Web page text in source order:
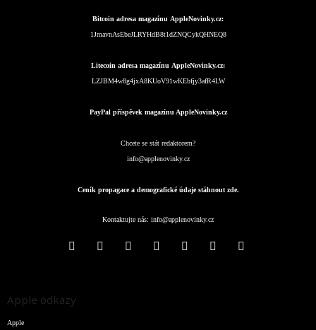
Bitcoin adresa magazínu AppleNovinky.cz:
1JmavnAsEbeJLRYHdB8t1dZNQCykQHNEQ8
Litecoin adresa magazínu AppleNovinky.cz:
LZJBM4w8g4jxA8KUoV91wKEbfjy3afR4LW
PayPal příspěvek magazínu AppleNovinky.cz
Chcete se stát redaktorem?
info@applenovinky.cz
Ceník propagace a demografické údaje stáhnout zde.
Kontaktujte nás: info@applenovinky.cz
Apple odkazy
Apple